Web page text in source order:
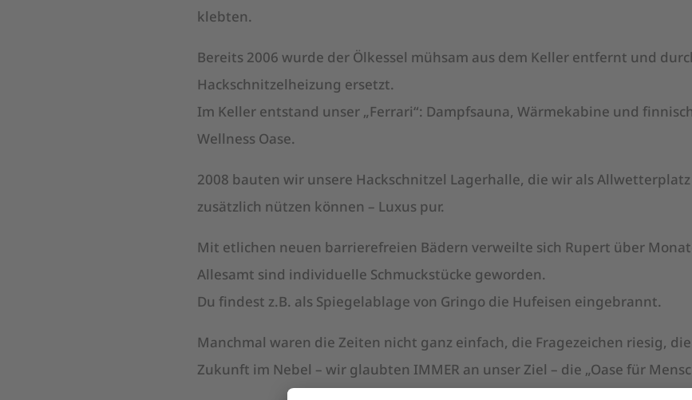
klebten.
Bereits 2006 wurde der Ölkessel mühsam aus dem Keller entfernt und
Hackschnitzelheizung ersetzt.
Im Keller entstand unser „Ferrari“: Dampfsauna, Wärmekabine und
Wellness Oase.
2008 bauten wir unsere Hackschnitzel Lagerhalle, die wir als
zusätzlich nützen können – Luxus pur.
Mit etlichen neuen barrierefreien Bädern verweilte sich Rupert über
Allesamt sind individuelle Schmuckstücke geworden.
Du findest z.B. als Spiegelablage von Gringo die Hufeisen eingebrannt.
Manchmal waren die Zeiten nicht ganz einfach, die Fragezeichen riesig,
Zukunft im Nebel – wir glaubten IMMER an unser Ziel – die „Oase für